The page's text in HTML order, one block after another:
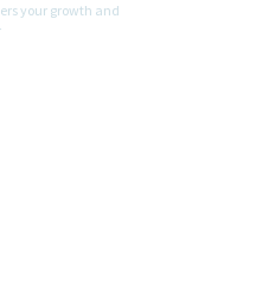
your growth and